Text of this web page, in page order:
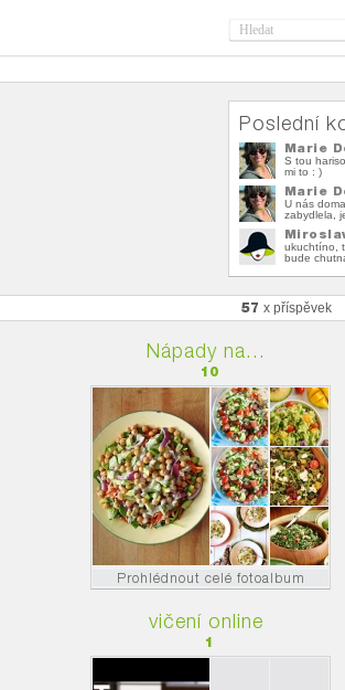
Poslední
Marie
S tou
mi to : )
Marie
U nás
zabydlela,
ukuchtíno,
bude
57 x příspěvek
Nápady na...
10
Prohlédnout celé fotoalbum
vičení online
1